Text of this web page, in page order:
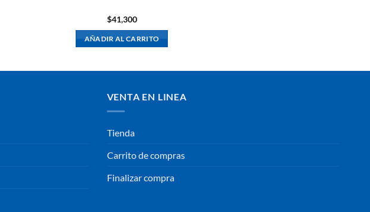
$41,300
AÑADIR AL CARRITO
VENTA EN LINEA
Tienda
Carrito de compras
Finalizar compra